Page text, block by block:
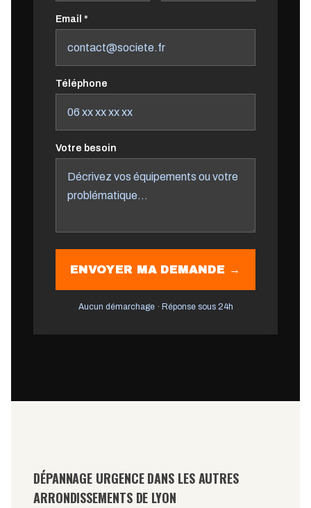
Email *
Téléphone
Votre besoin
ENVOYER MA DEMANDE →
Aucun démarchage · Réponse sous 24h
DÉPANNAGE URGENCE DANS LES AUTRES
ARRONDISSEMENTS DE LYON